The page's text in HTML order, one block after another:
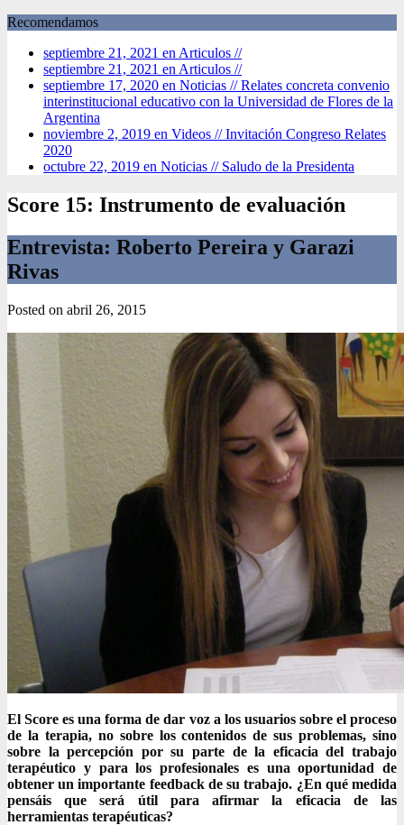
Recomendamos
septiembre 21, 2021 en Articulos //
septiembre 21, 2021 en Articulos //
septiembre 17, 2020 en Noticias //Relates concreta convenio
interinstitucional educativo con la Universidad de Flores de la
Argentina
noviembre 2, 2019 en Videos //Invitación Congreso Relates
2020
octubre 22, 2019 en Noticias // Saludo de la Presidenta
Score 15: Instrumento de evaluación
Entrevista: Roberto Pereira y Garazi
Rivas
Posted on abril 26, 2015
El Score es una forma de dar voz a los usuarios sobre el proceso
de la terapia, no sobre los contenidos de sus problemas, sino
sobre la percepción por su parte de la eficacia del trabajo
terapéutico y para los profesionales es una oportunidad de
obtener un importante feedback de su trabajo. ¿En qué medida
pensáis que será útil para afirmar la eficacia de las
herramientas terapéuticas?